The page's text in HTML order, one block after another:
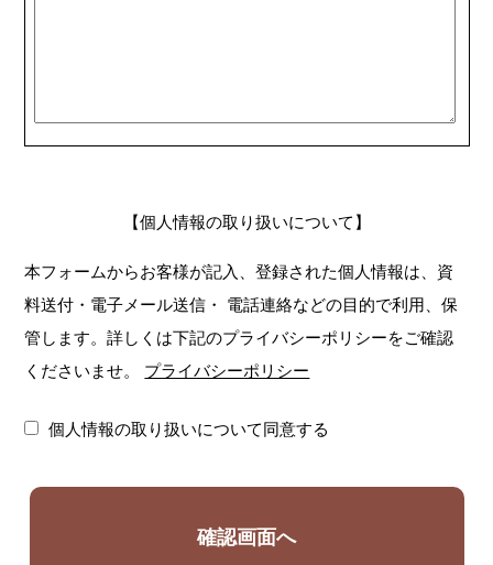
【個人情報の取り扱いについて】
本フォームからお客様が記入、登録された個人情報は、資
料送付・電子メール送信・ 電話連絡などの目的で利用、保
管します。詳しくは下記のプライバシーポリシーをご確認
くださいませ。
プライバシーポリシー
個人情報の取り扱いについて同意する